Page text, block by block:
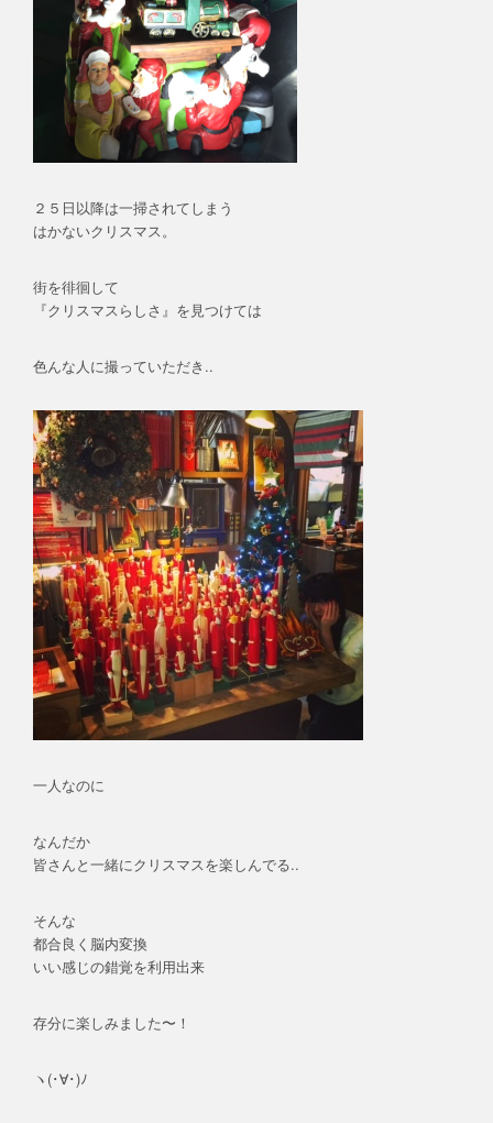
２５日以降は一掃されてしまう
はかないクリスマス。
街を徘徊して
『クリスマスらしさ』を見つけては
色んな人に撮っていただき..
一人なのに
なんだか
皆さんと一緒にクリスマスを楽しんでる..
そんな
都合良く脳内変換
いい感じの錯覚を利用出来
存分に楽しみました〜！
ヽ(･∀･)ﾉ